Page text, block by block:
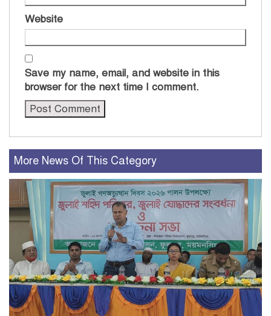
Website
Save my name, email, and website in this
browser for the next time I comment.
More News Of This Category